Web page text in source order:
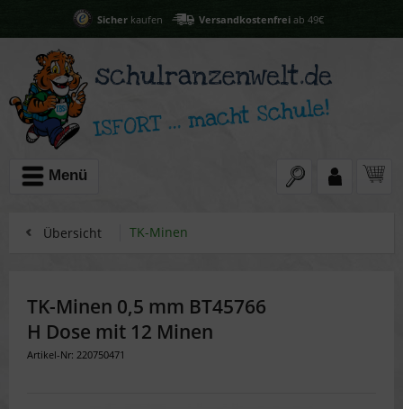
Sicherkaufen Versandkostenfreiab 49€
Menü
Übersicht TK-Minen
TK-Minen 0,5 mm BT45766
H Dose mit 12 Minen
Artikel-Nr: 220750471